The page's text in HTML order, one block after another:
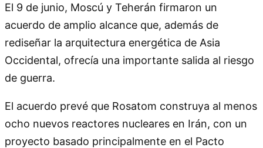
El 9 de junio, Moscú y Teherán firmaron un
acuerdo de amplio alcance que, además de
rediseñar la arquitectura energética de Asia
Occidental, ofrecía una importante salida al riesgo
de guerra.
El acuerdo prevé que Rosatom construya al menos
ocho nuevos reactores nucleares en Irán, con un
proyecto basado principalmente en el Pacto